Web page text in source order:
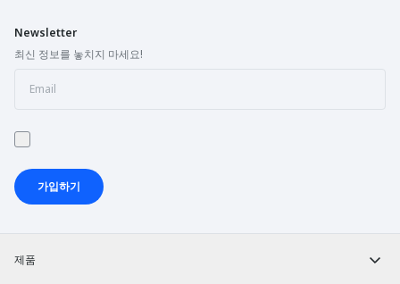
제품
Newsletter
최신 정보를 놓치지 마세요!
가입하기